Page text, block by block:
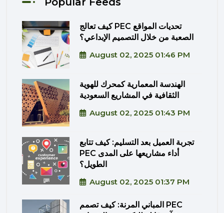
كيف تعالج PEC تحديات المواقع
الصعبة من خلال التصميم الإبداعي؟
August 02, 2025 01:46 PM
الهندسة المعمارية كمحرك للهوية
الثقافية في المشاريع السعودية
August 02, 2025 01:43 PM
تجربة العميل بعد التسليم: كيف تتابع
PEC أداء مشاريعها على المدى
الطويل؟
August 02, 2025 01:37 PM
المباني المرنة: كيف تصمم PEC